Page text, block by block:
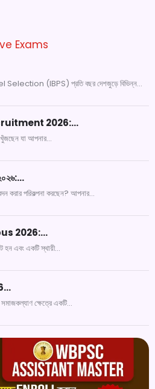
Exams
(IBPS) প্রতি বছর দেশজুড়ে বিভিন্ন...
2026:…
খুঁজছেন যা আপনার...
করার পরিকল্পনা করছেন? আপনার...
2026:…
হন এবং একটি স্থায়ী...
ক্ষেত্রে একটি...